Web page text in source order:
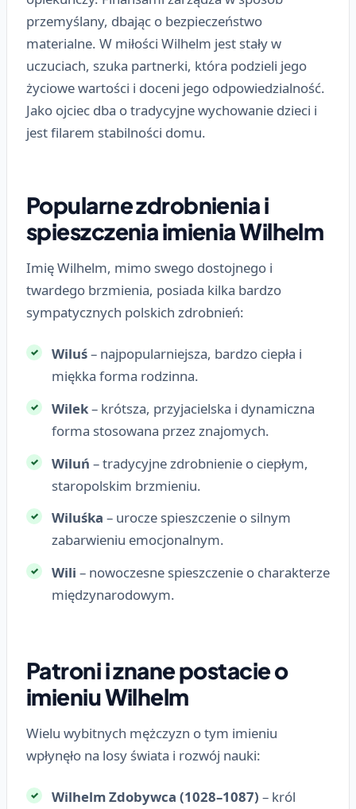
przemyślany, dbając o bezpieczeństwo
materialne. W miłości Wilhelm jest stały w
uczuciach, szuka partnerki, która podzieli jego
życiowe wartości i doceni jego odpowiedzialność.
Jako ojciec dba o tradycyjne wychowanie dzieci i
jest filarem stabilności domu.
Popularne zdrobnienia i
spieszczenia imienia Wilhelm
Imię Wilhelm, mimo swego dostojnego i
twardego brzmienia, posiada kilka bardzo
sympatycznych polskich zdrobnień:
Wiluś– najpopularniejsza, bardzo ciepła i
miękka forma rodzinna.
Wilek– krótsza, przyjacielska i dynamiczna
forma stosowana przez znajomych.
Wiluń – tradycyjne zdrobnienie o ciepłym,
staropolskim brzmieniu.
Wiluśka – urocze spieszczenie o silnym
zabarwieniu emocjonalnym.
Wili – nowoczesne spieszczenie o charakterze
międzynarodowym.
Patroni i znane postacie o
imieniu Wilhelm
Wielu wybitnych mężczyzn o tym imieniu
wpłynęło na losy świata i rozwój nauki:
Wilhelm Zdobywca (1028–1087) – król